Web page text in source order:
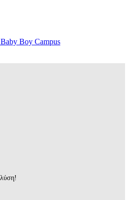
Boy Campus